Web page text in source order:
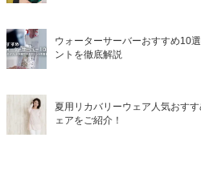
ウォーターサーバーおすすめ10
ントを徹底解説
夏用リカバリーウェア人気おす
ェアをご紹介！